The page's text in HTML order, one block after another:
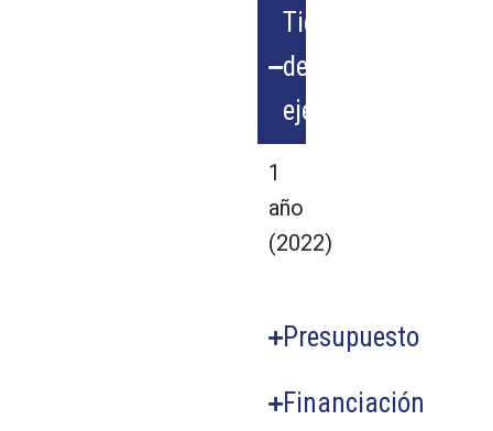
Tiempo
de
ejecución
1
año
(2022)
Presupuesto
Financiación